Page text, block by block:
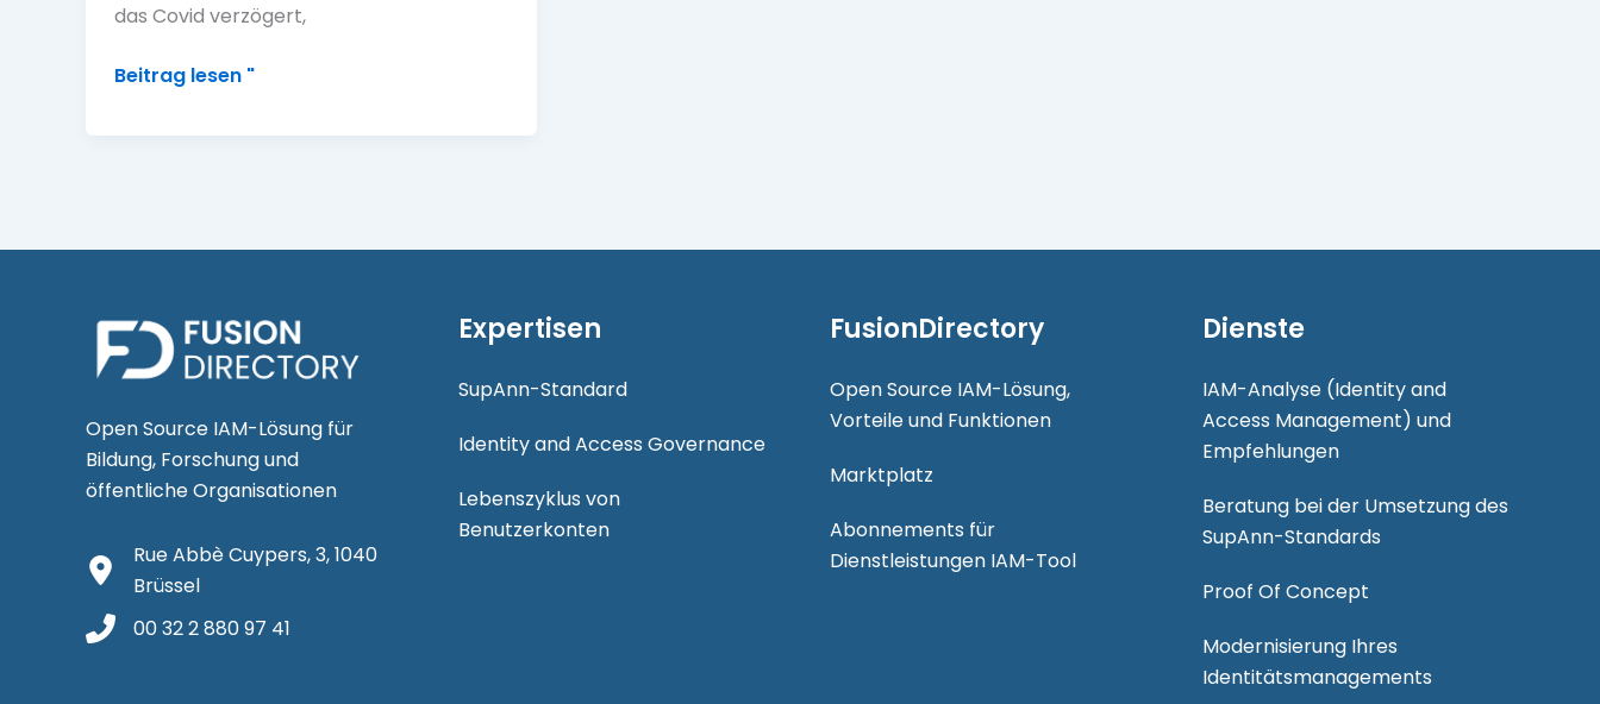
das Covid verzögert,
FusionDirectory
Beitrag lesen "
Open Source IAM-Lösung für
Bildung, Forschung und
öffentliche Organisationen
Rue Abbè Cuypers, 3, 1040
Brüssel
00 32 2 880 97 41
Expertisen
SupAnn-Standard
Identity and Access Governance
Lebenszyklus von
Benutzerkonten
FusionDirectory
Open Source IAM-Lösung,
Vorteile und Funktionen
Marktplatz
Abonnements für
Dienstleistungen IAM-Tool
Dienste
IAM-Analyse (Identity and
Access Management) und
Empfehlungen
Beratung bei der Umsetzung des
SupAnn-Standards
Proof Of Concept
Modernisierung Ihres
Identitätsmanagements